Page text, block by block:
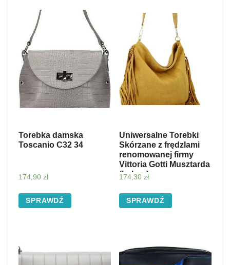
Torebka damska
Toscanio C32 34
174,90 zł
SPRAWDŹ
Uniwersalne Torebki
Skórzane z frędzlami
renomowanej firmy
Vittoria Gotti Musztarda
(kolory)
174,30 zł
SPRAWDŹ